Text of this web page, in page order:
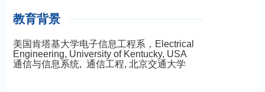
教育背景
美国肯塔基大学电子信息工程系，Electrical
Engineering, University of Kentucky, USA
通信与信息系统, 通信工程, 北京交通大学